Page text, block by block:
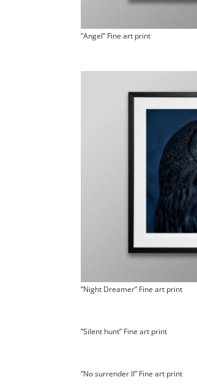
”Angel” Fine art print
”Night Dreamer” Fine art print
”Silent hunt” Fine art print
”No surrender II” Fine art print